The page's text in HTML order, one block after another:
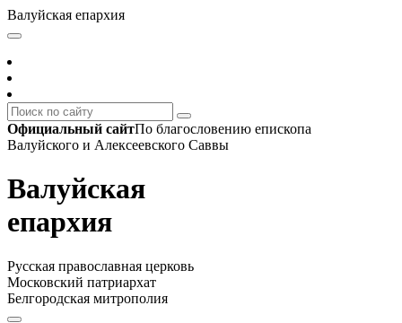
Валуйская епархия
Официальный сайтПо благословению епископа
Валуйского и Алексеевского Саввы
Валуйская
епархия
Русская православная церковь
Московский патриархат
Белгородская митрополия